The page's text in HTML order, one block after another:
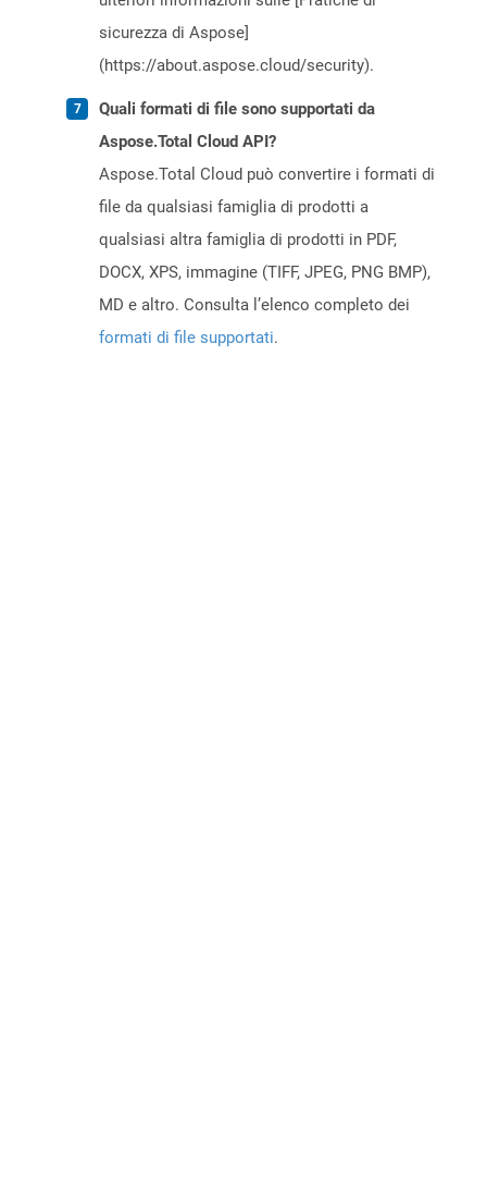
sicurezza di Aspose]
(https://about.aspose.cloud/security).
Quali formati di file sono supportati da
Aspose.Total Cloud API?
Aspose.Total Cloud può convertire i formati di
file da qualsiasi famiglia di prodotti a
qualsiasi altra famiglia di prodotti in PDF,
DOCX, XPS, immagine (TIFF, JPEG, PNG BMP),
MD e altro. Consulta l’elenco completo dei
formati di file supportati.